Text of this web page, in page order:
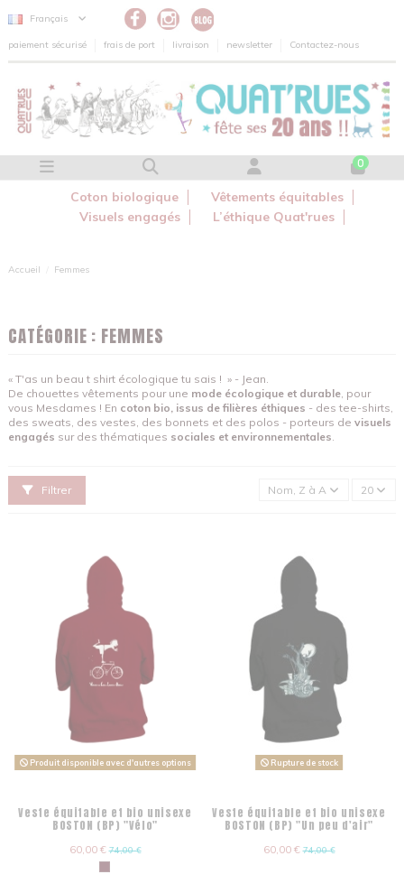
Panneau de gestion des cookies
Français
paiement sécurisé frais de port livraison newsletter Contactez-nous
0
Coton biologique
Vêtements équitables
Visuels engagés
L’éthique Quat'rues
Accueil Femmes
CATÉGORIE : FEMMES
« T'as un beau t shirt écologique tu sais ! » - Jean.
De chouettes vêtements pour une mode écologique et durable, pour
vous Mesdames ! En coton bio, issus de filières éthiques - des tee-shirts,
des sweats, des vestes, des bonnets et des polos - porteurs de visuels
engagés sur des thématiques sociales et environnementales.
Filtrer Nom, Z à A 20
Produit disponible avec d'autres options
Veste équitable et bio unisexe
BOSTON (BP) "Vélo"
60,00 €74,00 €
Rupture de stock
Veste équitable et bio unisexe
BOSTON (BP) "Un peu d'air"
60,00 €74,00 €